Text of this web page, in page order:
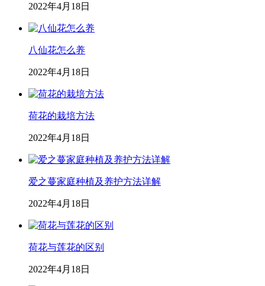
2022年4月18日
八仙花怎么养
2022年4月18日
荷花的栽培方法
2022年4月18日
爱之蔓家庭种植及养护方法详解
2022年4月18日
荷花与莲花的区别
2022年4月18日